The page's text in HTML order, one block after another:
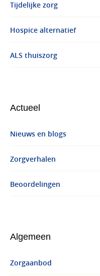
Tijdelijke zorg
Hospice alternatief
ALS thuiszorg
Actueel
Nieuws en blogs
Zorgverhalen
Beoordelingen
Algemeen
Zorgaanbod